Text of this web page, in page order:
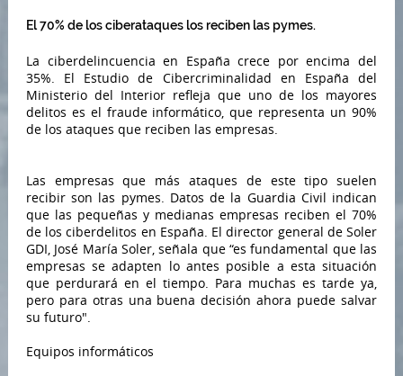
El 70% de los ciberataques los reciben las pymes.
La ciberdelincuencia en España crece por encima del
35%. El Estudio de Cibercriminalidad en España del
Ministerio del Interior refleja que uno de los mayores
delitos es el fraude informático, que representa un 90%
de los ataques que reciben las empresas.
Las empresas que más ataques de este tipo suelen
recibir son las pymes. Datos de la Guardia Civil indican
que las pequeñas y medianas empresas reciben el 70%
de los ciberdelitos en España. El director general de Soler
GDI, José María Soler, señala que “es fundamental que las
empresas se adapten lo antes posible a esta situación
que perdurará en el tiempo. Para muchas es tarde ya,
pero para otras una buena decisión ahora puede salvar
su futuro".
Equipos informáticos